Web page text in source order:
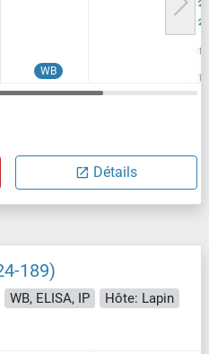
WB
Détails
189)
WB, ELISA, IP
Hôte: Lapin